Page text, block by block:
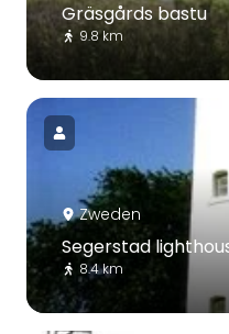
Gräsgårds bastu
9.8 km
Zweden
Segerstad
8.4 km